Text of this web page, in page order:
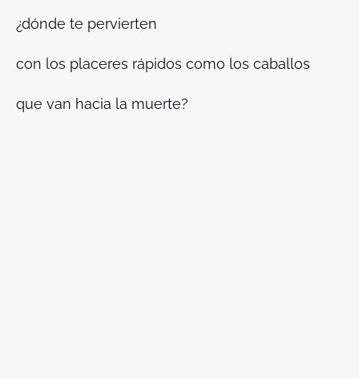
¿dónde te pervierten
con los placeres rápidos como los caballos
que van hacia la muerte?